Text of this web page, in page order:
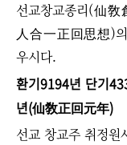
선교창교종리(仙
人合一正回思想)
우시다.
환기9194년 단기
년(仙敎正回元年)
선교 창교주 취정